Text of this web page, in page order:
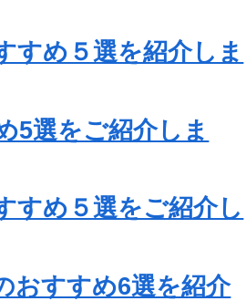
すめ５選を紹介しま
5選をご紹介しま
すめ５選をご紹介し
おすすめ6選を紹介